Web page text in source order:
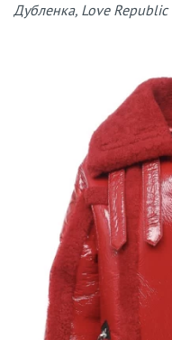
Дубленка, Love Republic